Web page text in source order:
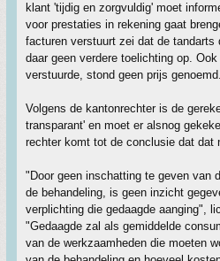
klant 'tijdig en zorgvuldig' moet
voor prestaties in rekening gaat
facturen verstuurt zei dat de tandarts
daar geen verdere toelichting op.
verstuurde, stond geen prijs genoemd.
Volgens de kantonrechter is de
transparant' en moet er alsnog
rechter komt tot de conclusie dat dat
"Door geen inschatting te geven van
de behandeling, is geen inzicht
verplichting die gedaagde aanging",
"Gedaagde zal als gemiddelde
van de werkzaamheden die moeten